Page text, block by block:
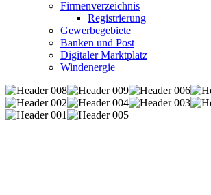
Firmenverzeichnis
Registrierung
Gewerbegebiete
Banken und Post
Digitaler Marktplatz
Windenergie